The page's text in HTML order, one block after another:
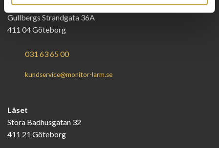
Monitor Larm
Gullbergs Strandgata 36A
411 04 Göteborg
031 63 65 00
kundservice@monitor-larm.se
Låset
Stora Badhusgatan 32
411 21 Göteborg